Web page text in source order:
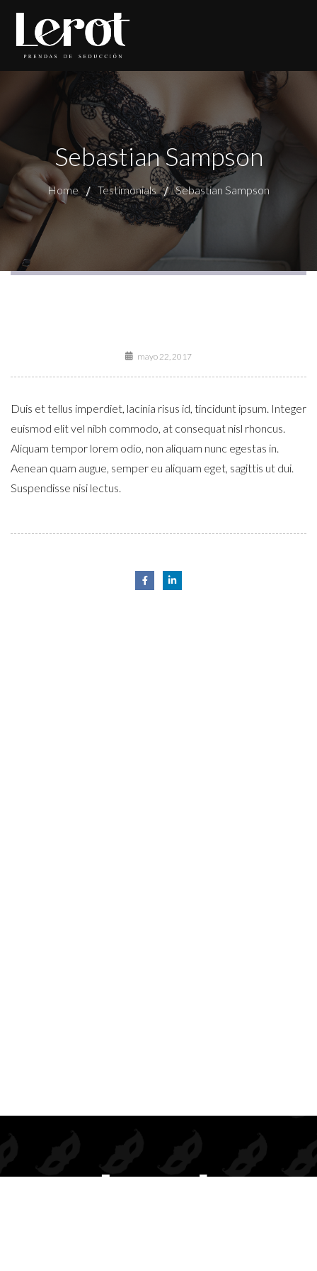
Sebastian Sampson
Home Testimonials Sebastian Sampson
mayo 22, 2017
Duis et tellus imperdiet, lacinia risus id, tincidunt ipsum. Integer
euismod elit vel nibh commodo, at consequat nisl rhoncus.
Aliquam tempor lorem odio, non aliquam nunc egestas in.
Aenean quam augue, semper eu aliquam eget, sagittis ut dui.
Suspendisse nisi lectus.